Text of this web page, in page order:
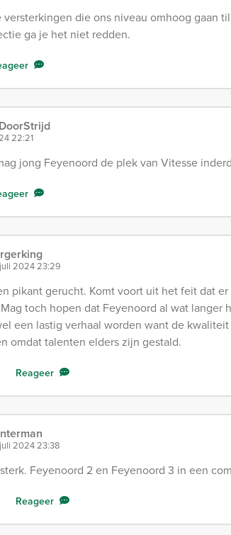
versterkingen die ons niveau omhoog gaan
ga je het niet redden.
22:21
jong Feyenoord de plek van Vitesse
2024 23:29
pikant gerucht. Komt voort uit het feit dat
toch hopen dat Feyenoord al wat langer
een lastig verhaal worden want de
omdat talenten elders zijn gestald.
Reageer
2024 23:38
Feyenoord 2 en Feyenoord 3 in een
Reageer